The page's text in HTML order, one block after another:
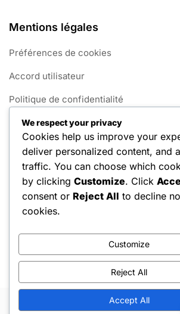
Mentions légales
Préférences de cookies
Accord utilisateur
Politique de confidentialité
Contactez-nous
Qui nous sommes
Catégories
Biographies des joueurs
Réalisations internationales
Copyright © 2026 Hello Shoppable.
We respect your privacy
Cookies help us improve your
deliver personalized content, and
traffic. You can choose which
by clicking Customize. Click
consent or Reject All to decline
cookies.
Customize
Reject All
Accept All